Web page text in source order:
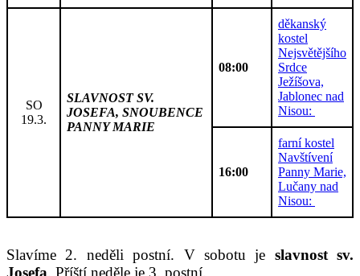
SO
19.3.
SLAVNOST SV.
JOSEFA, SNOUBENCE
PANNY MARIE
08:00
děkanský
kostel
Nejsvětějšího
Srdce
Ježíšova,
Jablonec nad
Nisou:
16:00
farní kostel
Navštívení
Panny Marie,
Lučany nad
Nisou:
Slavíme 2. neděli postní. V sobotu je slavnost sv.